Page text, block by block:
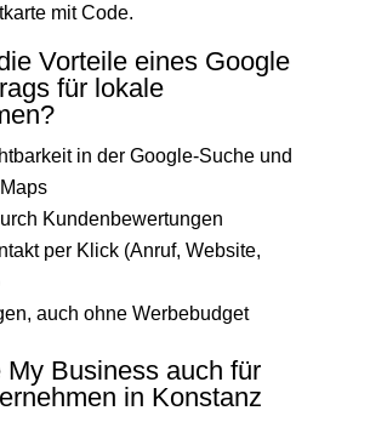
mit Code.
Vorteile eines Google
für lokale
in der Google-Suche und
Kundenbewertungen
per Klick (Anruf, Website,
auch ohne Werbebudget
My Business auch für
in Konstanz